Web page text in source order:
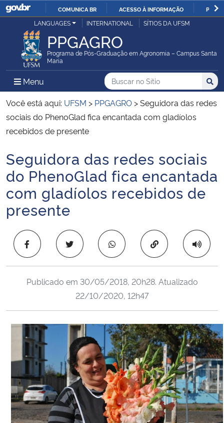
IR
PARA
O
COMUNICA BR ACESSO À INFORMAÇÃO
Ministério da Justiça e Segurança Pública
Ministério da Defesa
Ministério das Relações Exteriores
Ministério da Economia
Ministério da Infraestrutura
Ministério da Agricultura, Pecuária e Abastecimento
Ministério da Educação
Ministério da Cidadania
Ministério da Saúde
Ministério de Minas e Energia
Ministério da Ciência, Tecnologia, Inovações e Comunicações
Ministério do Meio Ambiente
Ministério do Turismo
Ministério do Desenvolvimento Regional
Controladoria-Geral da União
LANGUAGES INTERNATIONAL SÍTIOS DA UFSM
PPGAGRO
Programa de Pós-Graduação em Agronomia – Campus Santa
Maria
Menu Menu Principal do Sítio
Busca
Buscar no no Sítio
Busca:
Você está aqui: UFSM > PPGAGRO >Seguidora das redes
sociais do PhenoGlad fica encantada com gladíolos
recebidos de presente
Início do conteúdo
Seguidora das redes sociais
do PhenoGlad fica encantada
com gladíolos recebidos de
presente
Copiar para área
Publicado em 30/05/2018, 20h28. Atualizado
22/10/2020, 12h47